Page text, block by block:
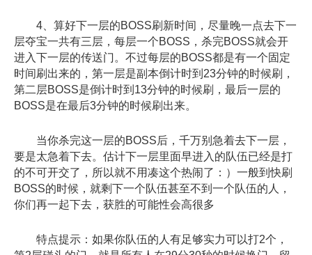
4、算好下一层的BOSS刷新时间，尽量晚一点去下一
层夺宝一共有三层，每层一个BOSS，杀完BOSS就会开
进入下一层的传送门。不过每层的BOSS都是有一个固定
时间刷出来的，第一层是副本倒计时到23分钟的时候刷，
第二层BOSS是倒计时到13分钟的时候刷，最后一层的
BOSS是在最后3分钟的时候刷出来。
当你杀完这一层的BOSS后，千万别急着去下一层，
要是太急着下去。估计下一层里面早进入的队伍已经是打
的不可开交了，所以就不用凑这个热闹了：）一般到快刷
BOSS的时候，就剩下一个队伍甚至不到一个队伍的人，
你们再一起下去，获胜的可能性会高很多
特点提示：如果你队伍的人有足够实力可以打2个，